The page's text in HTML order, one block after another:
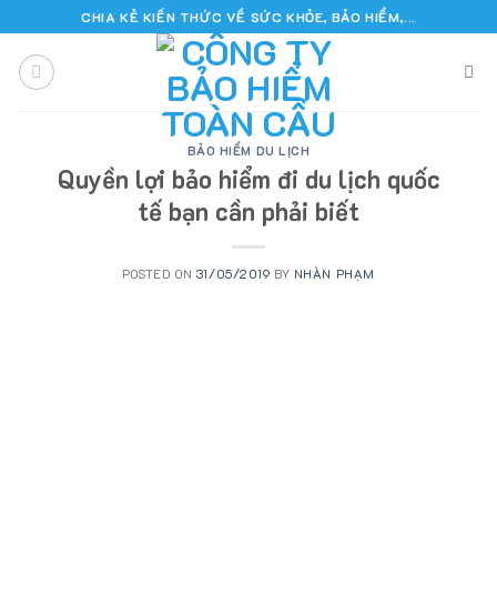
to
content
CHIA KẺ KIẾN THỨC VỀ SỨC KHỎE, BẢO HIỂM,...
BẢO HIỂM DU LỊCH
Quyền lợi bảo hiểm đi du lịch quốc
tế bạn cần phải biết
POSTED ON 31/05/2019 BY NHÀN PHẠM